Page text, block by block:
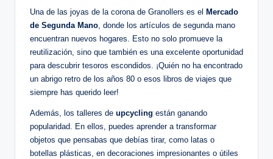
Una de las joyas de la corona de Granollers es el Mercado
de Segunda Mano, donde los artículos de segunda mano
encuentran nuevos hogares. Esto no solo promueve la
reutilización, sino que también es una excelente oportunidad
para descubrir tesoros escondidos. ¡Quién no ha encontrado
un abrigo retro de los años 80 o esos libros de viajes que
siempre has querido leer!
Además, los talleres de upcycling están ganando
popularidad. En ellos, puedes aprender a transformar
objetos que pensabas que debías tirar, como latas o
botellas plásticas, en decoraciones impresionantes o útiles